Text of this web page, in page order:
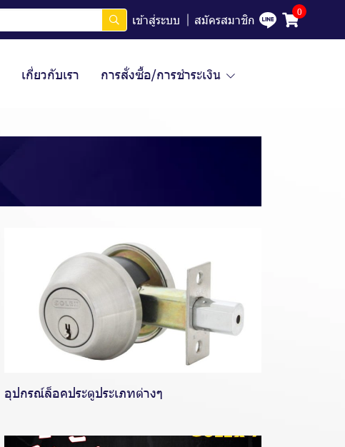
เข้าสู่ระบบ สมัครสมาชิก
0
เกี่ยวกับเรา การสั่งซื้อ/การชำระเงิน
อุปกรณ์ล็อคประตูประเภทต่างๆ